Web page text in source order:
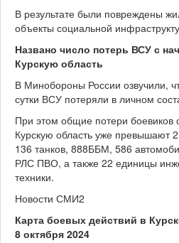
В результате были повреждены
объекты социальной
Названо число потерь ВСУ с
Курскую область
В Минобороны России озвучили,
сутки ВСУ потеряли в личном
При этом общие потери боевиков
Курскую область уже превышают
136 танков, 888ББМ, 586
РЛС ПВО, а также 22 единицы
техники.
Новости СМИ2
Карта боевых действий в
8 октября 2024